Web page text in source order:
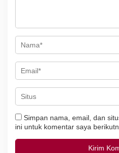
Simpan nama, email, dan
ini untuk komentar saya